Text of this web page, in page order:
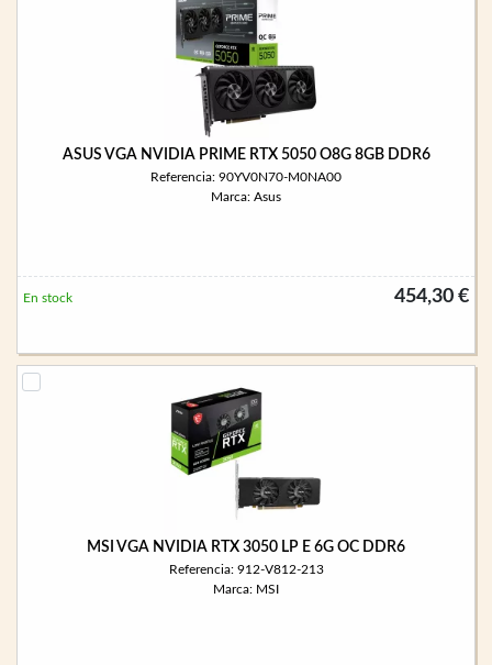
ASUS VGA NVIDIA PRIME RTX 5050 O8G 8GB DDR6
Referencia: 90YV0N70-M0NA00
Marca: Asus
454,30 €
En stock
MSI VGA NVIDIA RTX 3050 LP E 6G OC DDR6
Referencia: 912-V812-213
Marca: MSI